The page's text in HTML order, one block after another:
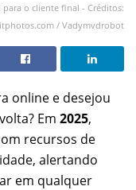
o cliente final - Créditos:
/ Vadymvdrobot
online e desejou
Em 2025,
recursos de
alertando
em qualquer